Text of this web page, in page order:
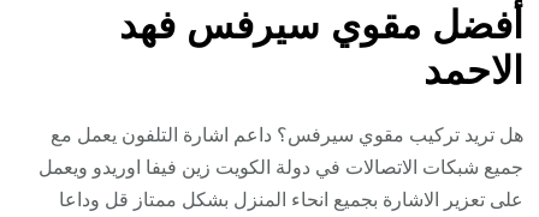
أفضل مقوي سيرفس فهد
الاحمد
هل تريد تركيب مقوي سيرفس؟ داعم اشارة التلفون يعمل مع
جميع شبكات الاتصالات في دولة الكويت زين فيفا اوريدو ويعمل
على تعزير الاشارة بجميع انحاء المنزل بشكل ممتاز قل وداعا